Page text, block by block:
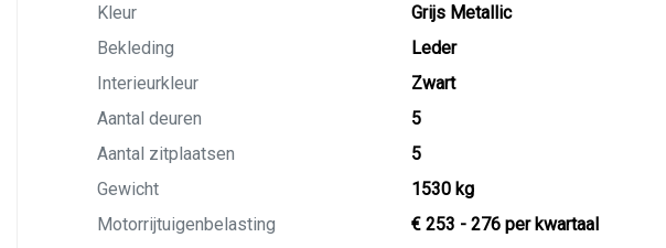
Kleur
Grijs Metallic
Bekleding
Leder
Interieurkleur
Zwart
Aantal deuren
5
Aantal zitplaatsen
5
Gewicht
1530 kg
Motorrijtuigenbelasting
€ 253 - 276 per kwartaal